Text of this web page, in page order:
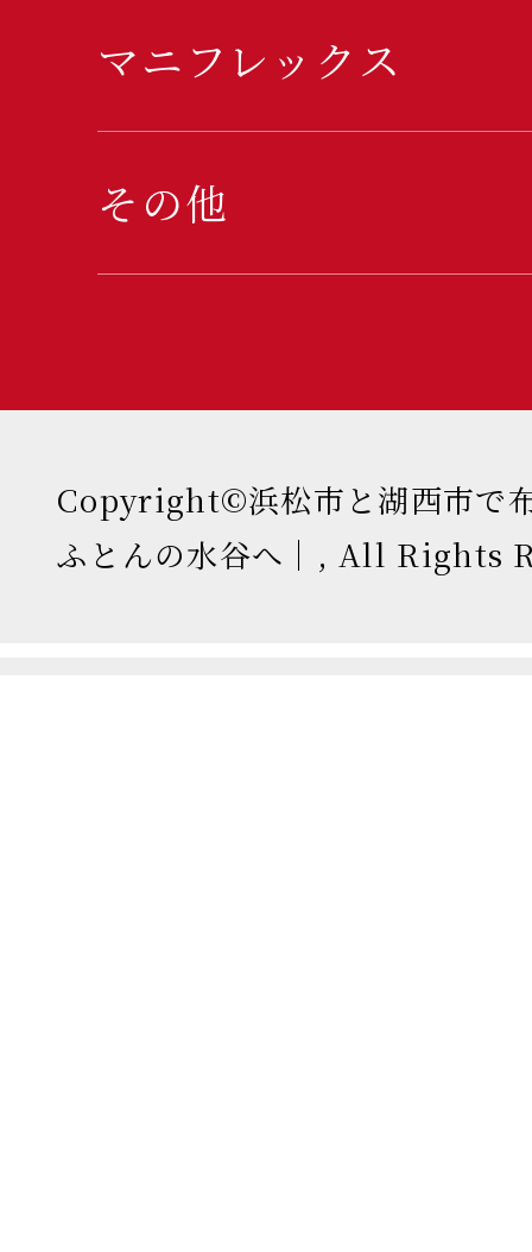
マニフレックス
その他
Copyright©浜松市と湖西市で
ふとんの水谷へ｜, All Rights